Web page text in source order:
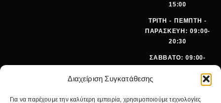
Διαχείριση Συγκατάθεσης
Για να παρέχουμε την καλύτερη εμπειρία, χρησιμοποιούμε τεχνολογίες
15:00
ΤΡΙΤΗ - ΠΕΜΠΤΗ -
ΠΑΡΑΣΚΕΥΗ: 09:00-
20:30
ΣΑΒΒΑΤΟ: 09:00-